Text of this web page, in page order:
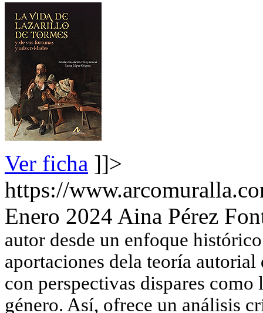
Ver ficha ]]>
https://
Enero 2024 Aina Pérez
autor desde un enfoque
aportaciones dela teoría
con perspectivas dispares
género. Así, ofrece un análisis